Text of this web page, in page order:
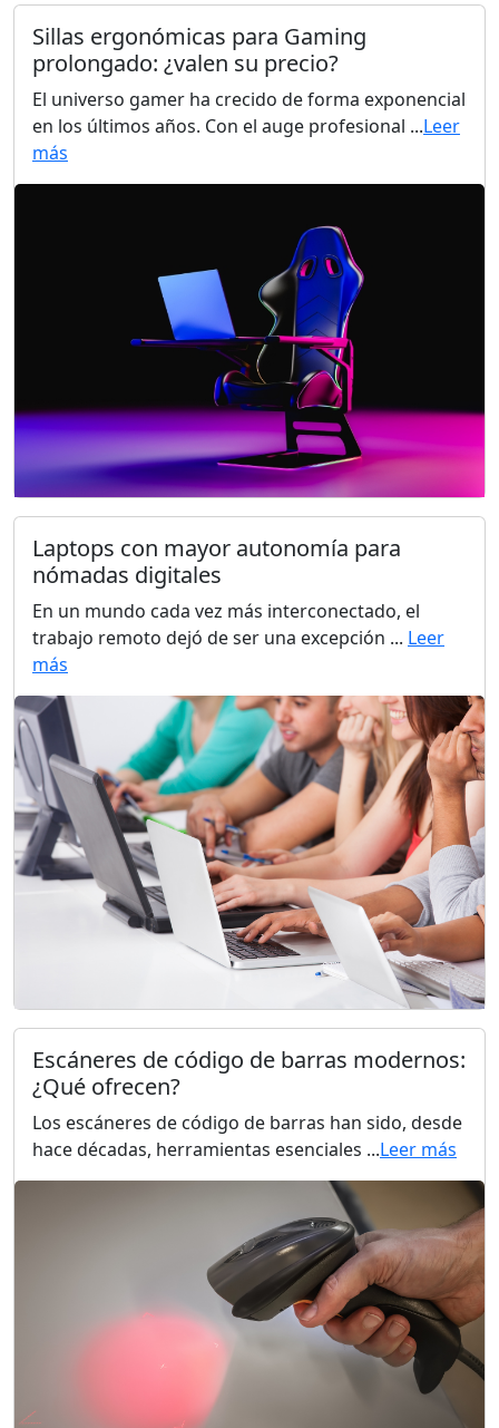
Sillas ergonómicas para Gaming
prolongado: ¿valen su precio?
El universo gamer ha crecido de forma exponencial
en los últimos años. Con el auge profesional ...Leer
más
Laptops con mayor autonomía para
nómadas digitales
En un mundo cada vez más interconectado, el
trabajo remoto dejó de ser una excepción ... Leer
más
Escáneres de código de barras modernos:
¿Qué ofrecen?
Los escáneres de código de barras han sido, desde
hace décadas, herramientas esenciales ...Leer más